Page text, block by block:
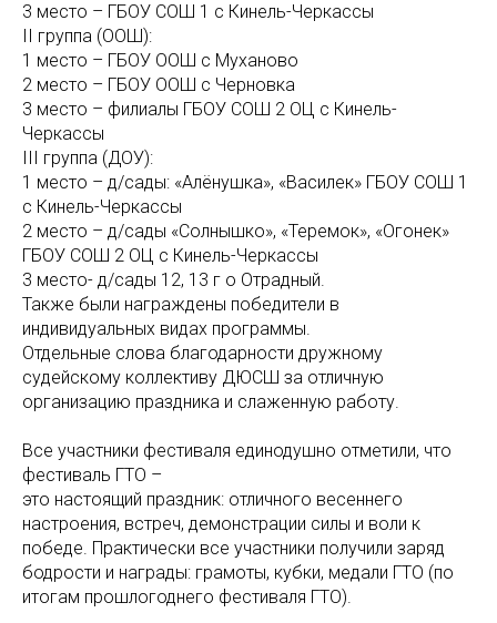
3 место – ГБОУ СОШ 1 с Кинель-Черкассы
II группа (ООШ):
1 место – ГБОУ ООШ с Муханово
2 место – ГБОУ ООШ с Черновка
3 место – филиалы ГБОУ СОШ 2 ОЦ с Кинель-
Черкассы
III группа (ДОУ):
1 место – д/сады: «Алёнушка», «Василек» ГБОУ СОШ 1
с Кинель-Черкассы
2 место – д/сады «Солнышко», «Теремок», «Огонек»
ГБОУ СОШ 2 ОЦ с Кинель-Черкассы
3 место- д/сады 12, 13 г о Отрадный.
Также были награждены победители в
индивидуальных видах программы.
Отдельные слова благодарности дружному
судейскому коллективу ДЮСШ за отличную
организацию праздника и слаженную работу.
Все участники фестиваля единодушно отметили, что
фестиваль ГТО –
это настоящий праздник: отличного весеннего
настроения, встреч, демонстрации силы и воли к
победе. Практически все участники получили заряд
бодрости и награды: грамоты, кубки, медали ГТО (по
итогам прошлогоднего фестиваля ГТО).